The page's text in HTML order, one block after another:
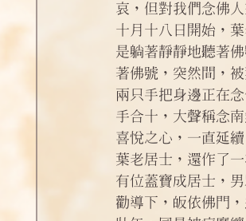
哀，但對我們念佛
十月十八日開始，
是躺著靜靜地聽著
著佛號，突然間，
兩只手把身邊正在
手合十，大聲稱念
喜悅之心，一直延
葉老居士，還作了
有位蓋寶成居士，
勸導下，皈依佛門